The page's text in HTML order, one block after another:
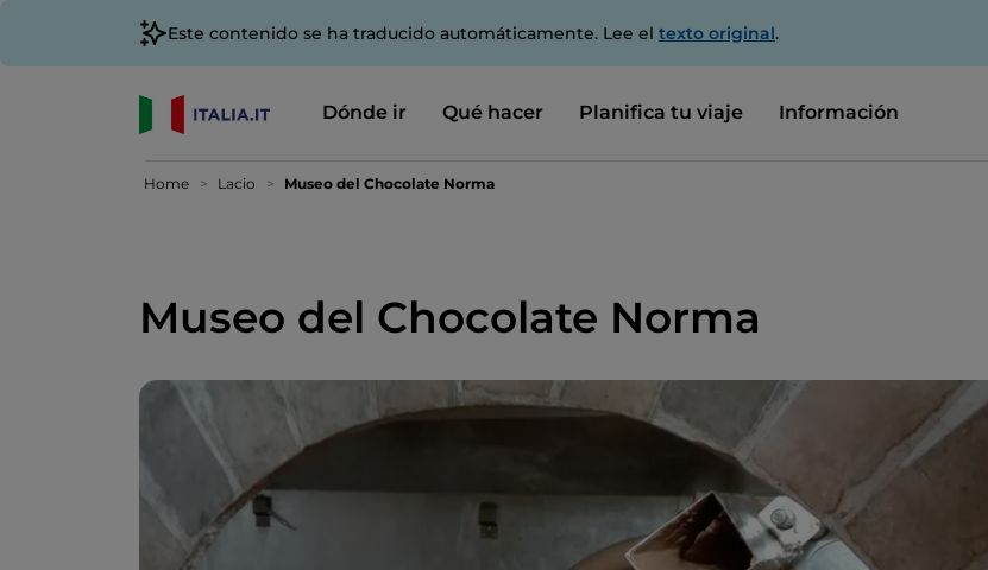
Este contenido se ha traducido automáticamente. Lee el texto original.
Dónde ir Qué hacer Planifica tu viaje Información
Home Lacio Museo del Chocolate Norma
Museo del Chocolate Norma